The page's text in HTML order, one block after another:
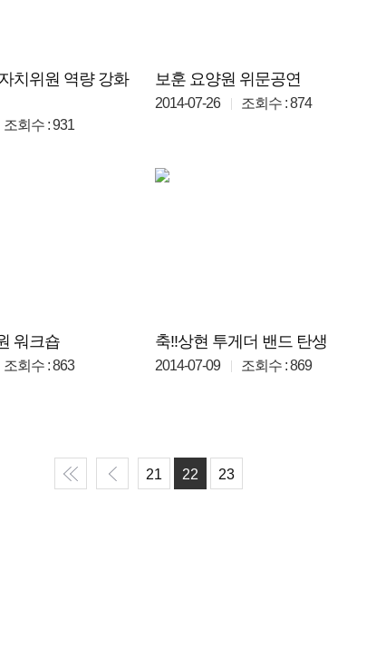
치위원 역량 강화
조회수 : 931
보훈 요양원 위문공연
2014-07-26 조회수 : 874
워크숍
조회수 : 863
축!!상현 투게더 밴드 탄생
2014-07-09 조회수 : 869
21 22 23